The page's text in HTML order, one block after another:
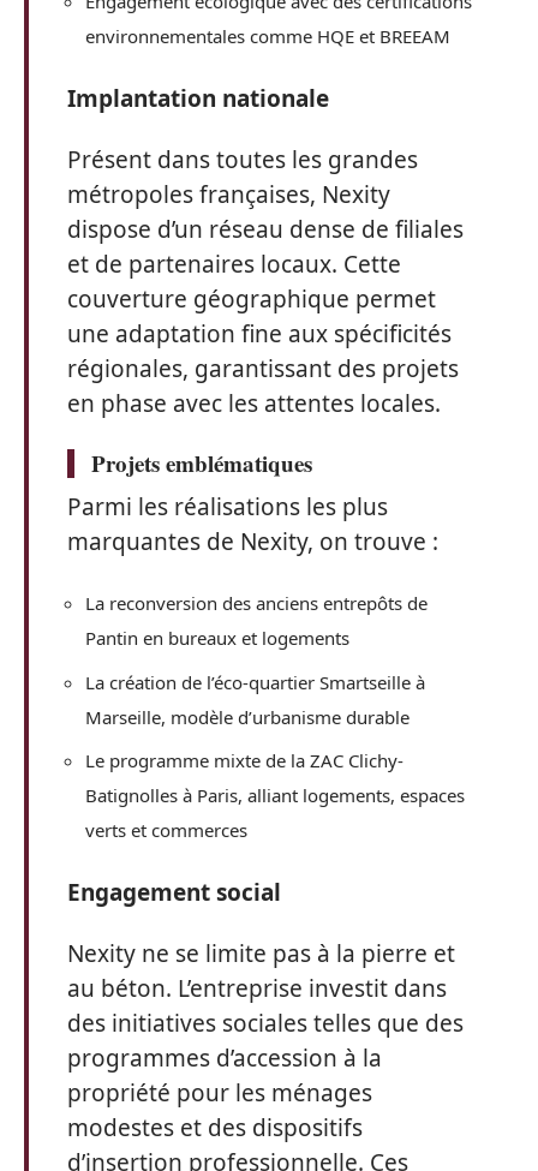
environnementales comme HQE et BREEAM
Implantation nationale
Présent dans toutes les grandes
métropoles françaises, Nexity
dispose d’un réseau dense de filiales
et de partenaires locaux. Cette
couverture géographique permet
une adaptation fine aux spécificités
régionales, garantissant des projets
en phase avec les attentes locales.
Projets emblématiques
Parmi les réalisations les plus
marquantes de Nexity, on trouve :
La reconversion des anciens entrepôts de
Pantin en bureaux et logements
La création de l’éco-quartier Smartseille à
Marseille, modèle d’urbanisme durable
Le programme mixte de la ZAC Clichy-
Batignolles à Paris, alliant logements, espaces
verts et commerces
Engagement social
Nexity ne se limite pas à la pierre et
au béton. L’entreprise investit dans
des initiatives sociales telles que des
programmes d’accession à la
propriété pour les ménages
modestes et des dispositifs
d’insertion professionnelle. Ces